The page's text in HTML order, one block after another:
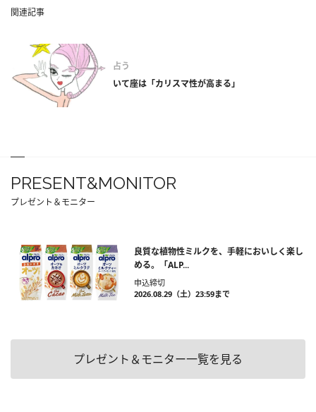
関連記事
占う
いて座は「カリスマ性が高まる」
PRESENT&MONITOR
プレゼント＆モニター
良質な植物性ミルクを、手軽においしく楽し
める。「ALP...
申込締切
2026.08.29（土）23:59まで
プレゼント＆モニター一覧を見る